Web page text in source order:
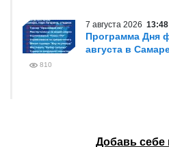
7 августа 2026 13:48
Программа Дня
августа в
810
Добавь себе